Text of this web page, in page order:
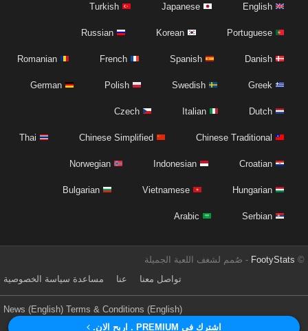
English
Japanese
Turkish
Portuguese
Korean
Russian
Danish
Spanish
French
Romanian
Greek
Swedish
Polish
German
Dutch
Italian
Czech
Chinese Traditional
Chinese Simplified
Thai
Croatian
Indonesian
Norwegian
Hungarian
Vietnamese
Bulgarian
Serbian
Arabic
©
FootyStats - صُمم لشغف اللعبة الجميلة
تواصل معنا
عنا مساعدة سياسة الخصوصية
Terms & Conditions (English)
News (English)
اشترك في PREMIUM . اربح الان.